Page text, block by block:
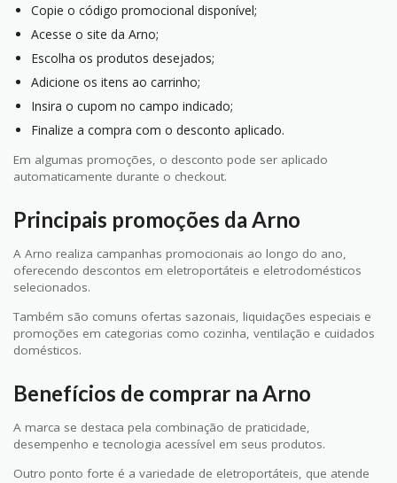
Copie o código promocional disponível;
Acesse o site da Arno;
Escolha os produtos desejados;
Adicione os itens ao carrinho;
Insira o cupom no campo indicado;
Finalize a compra com o desconto aplicado.
Em algumas promoções, o desconto pode ser aplicado
automaticamente durante o checkout.
Principais promoções da Arno
A Arno realiza campanhas promocionais ao longo do ano,
oferecendo descontos em eletroportáteis e eletrodomésticos
selecionados.
Também são comuns ofertas sazonais, liquidações especiais e
promoções em categorias como cozinha, ventilação e cuidados
domésticos.
Benefícios de comprar na Arno
A marca se destaca pela combinação de praticidade,
desempenho e tecnologia acessível em seus produtos.
Outro ponto forte é a variedade de eletroportáteis, que atende